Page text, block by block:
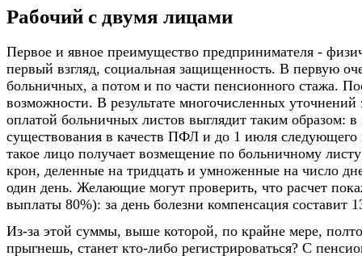
Рабочий с двумя лицами
Первое и явное преимущество предпринимателя -
первый взгляд, социальная защищенность. В первую
больничных, а потом и по части пенсионного стажа.
возможности. В результате многочисленных уточнений
оплатой больничных листов выглядит таким образом: в
существования в качеств ПФЛ и до 1 июля следующего
такое лицо получает возмещение по больничному
крон, деленные на тридцать и умноженные на число
один день. Желающие могут проверить, что расчет
выплаты 80%): за день болезни компенсация составит
Из-за этой суммы, выше которой, по крайне мере,
прыгнешь, станет кто-либо регистрироваться? С